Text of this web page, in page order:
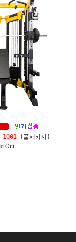
1001
(풀패키지)
Out